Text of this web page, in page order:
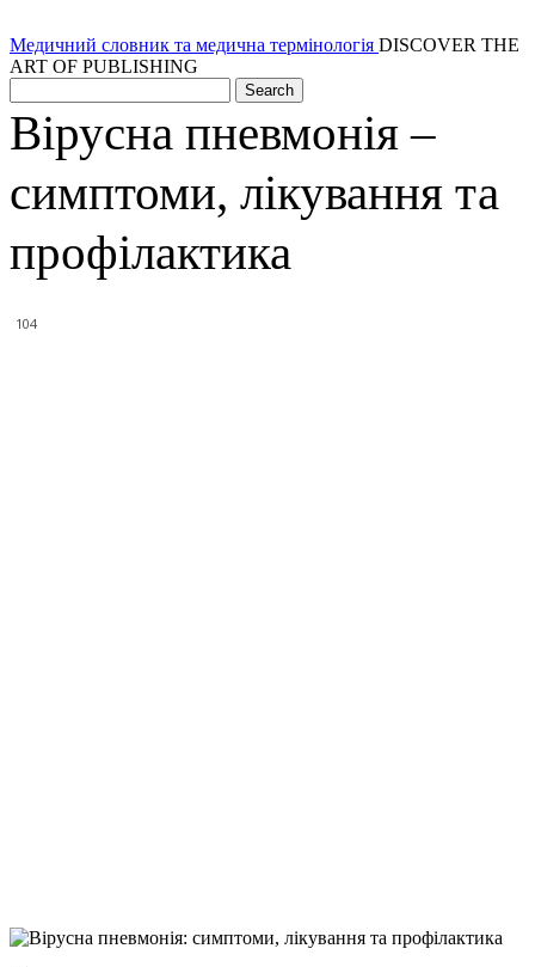
Медичний словник та медична термінологія DISCOVER THE
ART OF PUBLISHING
Вірусна пневмонія –
симптоми, лікування та
профілактика
104